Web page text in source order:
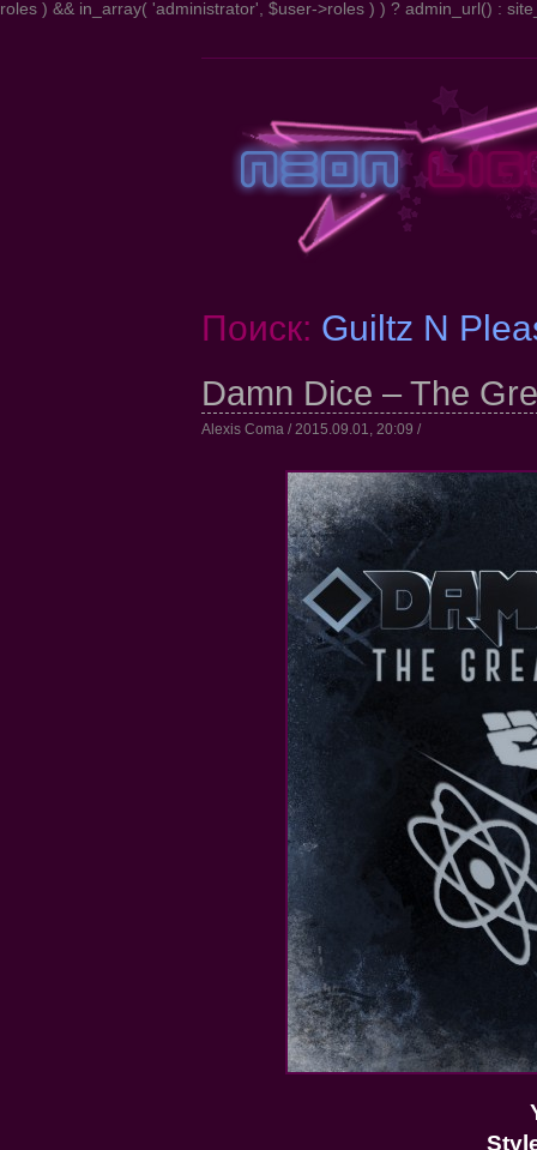
roles ) && in_array( 'administrator', $user->roles ) ) ? admin_url() :
Поиск: Guiltz N
Damn Dice – The
Alexis Coma / 2015.09.01, 20:09 /